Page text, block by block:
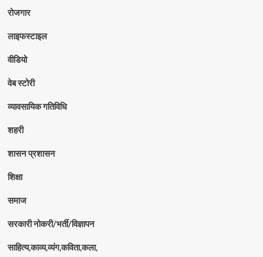
रोजगार
लाइफस्टाइल
वीडियो
वेब स्टोरी
व्यावसायिक गतिविधि
शहरी
शासन प्रशासन
शिक्षा
समाज
सरकारी नोकरी/भर्ती/विज्ञापन
साहित्य,काव्य,व्यंग,कविता,कला,